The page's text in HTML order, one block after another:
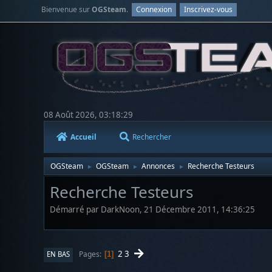
Bienvenue surOGSteam. Connexion Inscrivez-vous
08 Août 2026, 03:18:29
Accueil Rechercher
OGSteam ► OGSteam ► Annonces ► Recherche Testeurs
Recherche Testeurs
Démarré par DarkNoon, 21 Décembre 2011, 14:36:25
EN BAS Pages 1 2 3